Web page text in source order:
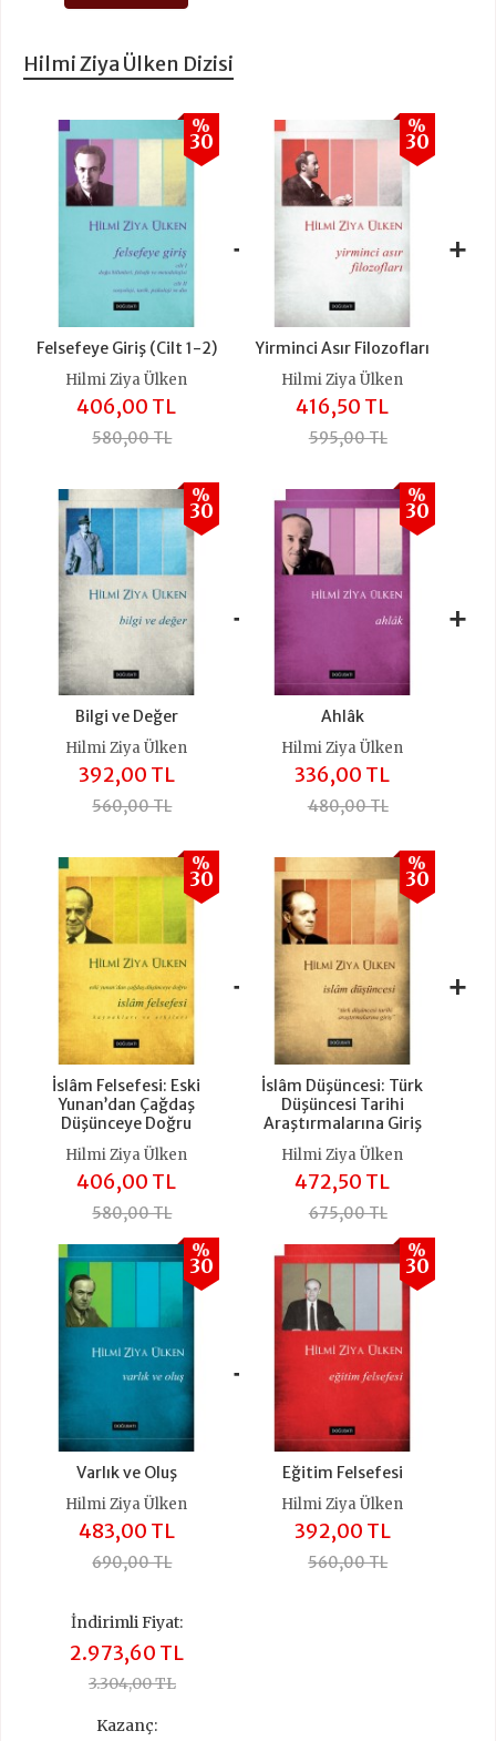
Hilmi Ziya Ülken Dizisi
Felsefeye Giriş (Cilt 1-2)
%
30
Hilmi Ziya Ülken
406,00 TL
580,00 TL
+
Yirminci Asır Filozofları
%
30
Hilmi Ziya Ülken
416,50 TL
595,00 TL
+
Bilgi ve Değer
%
30
Hilmi Ziya Ülken
392,00 TL
560,00 TL
+
Ahlâk
%
30
Hilmi Ziya Ülken
336,00 TL
480,00 TL
+
İslâm Felsefesi: Eski
Yunan’dan Çağdaş
Düşünceye Doğru
%
30
Hilmi Ziya Ülken
406,00 TL
580,00 TL
+
İslâm Düşüncesi: Türk
Düşüncesi Tarihi
Araştırmalarına Giriş
%
30
Hilmi Ziya Ülken
472,50 TL
675,00 TL
+
Varlık ve Oluş
%
30
Hilmi Ziya Ülken
483,00 TL
690,00 TL
+
Eğitim Felsefesi
%
30
Hilmi Ziya Ülken
392,00 TL
560,00 TL
İndirimli Fiyat:
2.973,60 TL
3.304,00 TL
Kazanç: